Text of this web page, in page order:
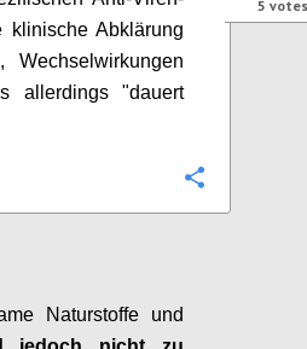
klinische Abklärung
Wechselwirkungen
allerdings "dauert
5 votes
Naturstoffe und